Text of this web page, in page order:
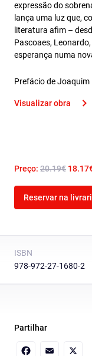
expressão do
lança uma luz que,
literatura afim –
Pascoaes,
esperança numa
Prefácio de Joaquim
Visualizar obra
Preço: 20.19€
Reservar na
ISBN
978-972-27-1680-2
Partilhar